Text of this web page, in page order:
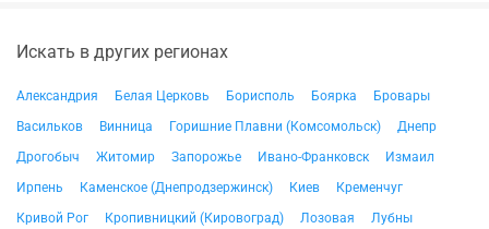
Искать в других регионах
Александрия Белая Церковь Борисполь Боярка
Бровары
Васильков
Винница Горишние Плавни (Комсомольск)
Днепр
Дрогобыч
Житомир Запорожье Ивано-Франковск
Измаил
Ирпень
Каменское (Днепродзержинск) Киев
Кременчуг
Кривой Рог
Кропивницкий (Кировоград) Лозовая
Лубны